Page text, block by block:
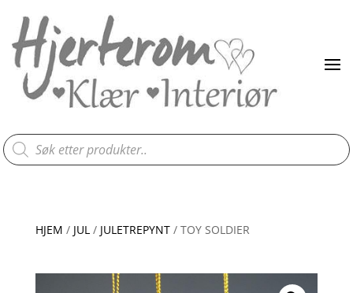
Products
search
HJEM / JUL/ JULETREPYNT/ TOY SOLDIER